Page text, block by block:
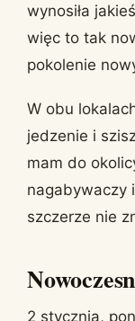
wynosiła
więc to tak
pokolenie
W obu
jedzenie i
mam do
nagabywaczy
szczerze nie
2 stycznia,